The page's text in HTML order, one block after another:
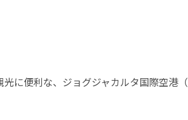
光に便利な、ジョグジャカルタ国際空港